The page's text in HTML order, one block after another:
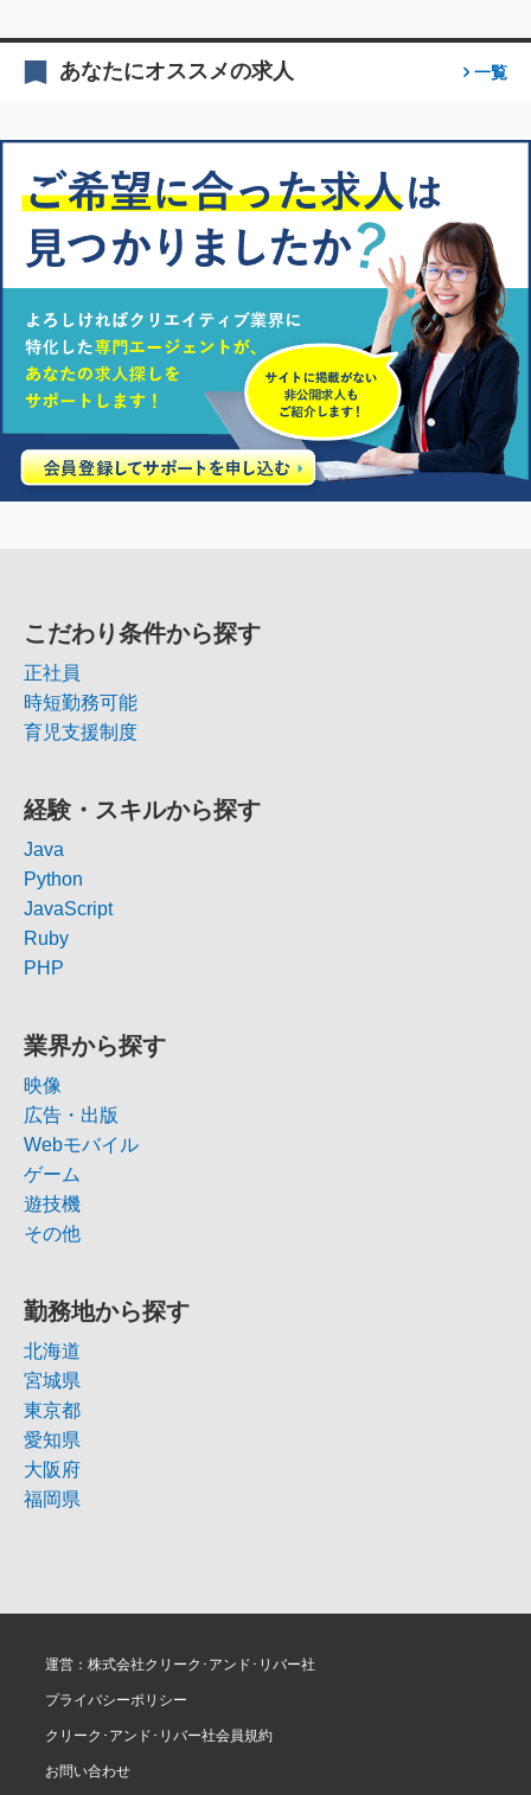
あなたにオススメの求人 一覧
こだわり条件から探す
正社員
時短勤務可能
育児支援制度
経験・スキルから探す
Java
Python
JavaScript
Ruby
PHP
業界から探す
映像
広告・出版
Webモバイル
ゲーム
遊技機
その他
勤務地から探す
北海道
宮城県
東京都
愛知県
大阪府
福岡県
運営：株式会社クリーク･アンド･リバー社
プライバシーポリシー
クリーク･アンド･リバー社会員規約
お問い合わせ